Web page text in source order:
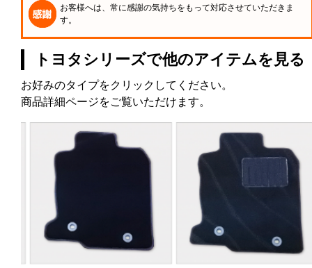
お客様へは、常に感謝の気持ちをもって対応させていただきま
す。
トヨタシリーズで他のアイテムを見る
お好みのタイプをクリックしてください。
商品詳細ページをご覧いただけます。